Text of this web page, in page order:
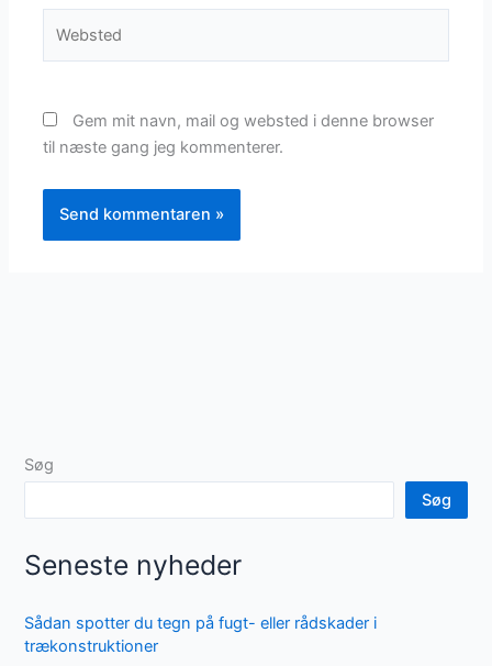
Gem mit navn, mail og websted i denne browser
til næste gang jeg kommenterer.
Søg
Søg
Seneste nyheder
Sådan spotter du tegn på fugt- eller rådskader i
trækonstruktioner